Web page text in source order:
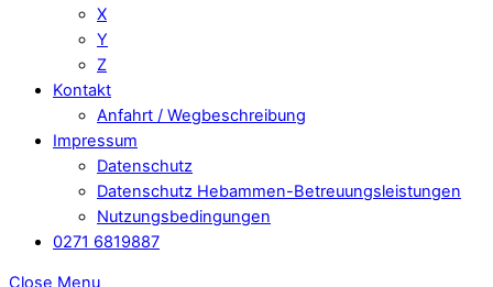
X
Y
Z
Kontakt
Anfahrt / Wegbeschreibung
Impressum
Datenschutz
Datenschutz Hebammen-Betreuungsleistungen
Nutzungsbedingungen
0271 6819887
Close Menu